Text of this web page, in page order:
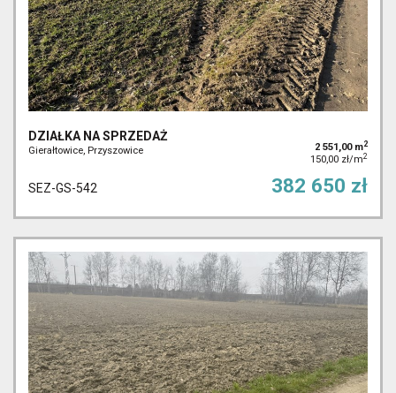
DZIAŁKA NA SPRZEDAŻ
Gierałtowice, Przyszowice 2 551,00 m2
150,00 zł/m2
SEZ-GS-542 382 650 zł